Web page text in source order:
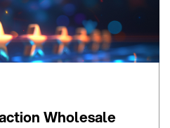
Wholesale